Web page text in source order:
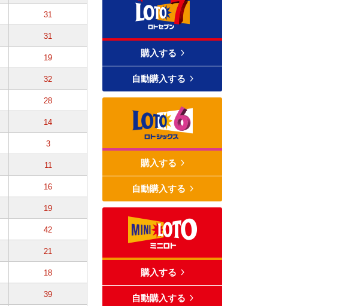
31
31
19
32
28
14
3
11
16
19
42
21
18
39
購入する
自動購入する
購入する
自動購入する
購入する
自動購入する